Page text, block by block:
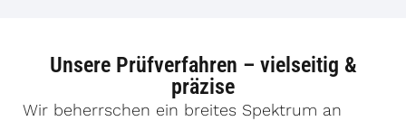
Unsere Prüfverfahren – vielseitig &
präzise
Wir beherrschen ein breites Spektrum an